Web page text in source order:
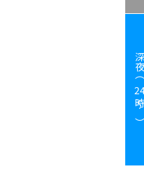
深夜（
時～）